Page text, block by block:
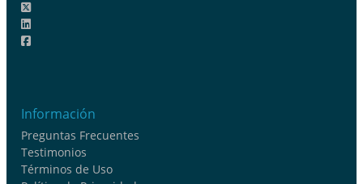
Información
Preguntas Frecuentes
Testimonios
Términos de Uso